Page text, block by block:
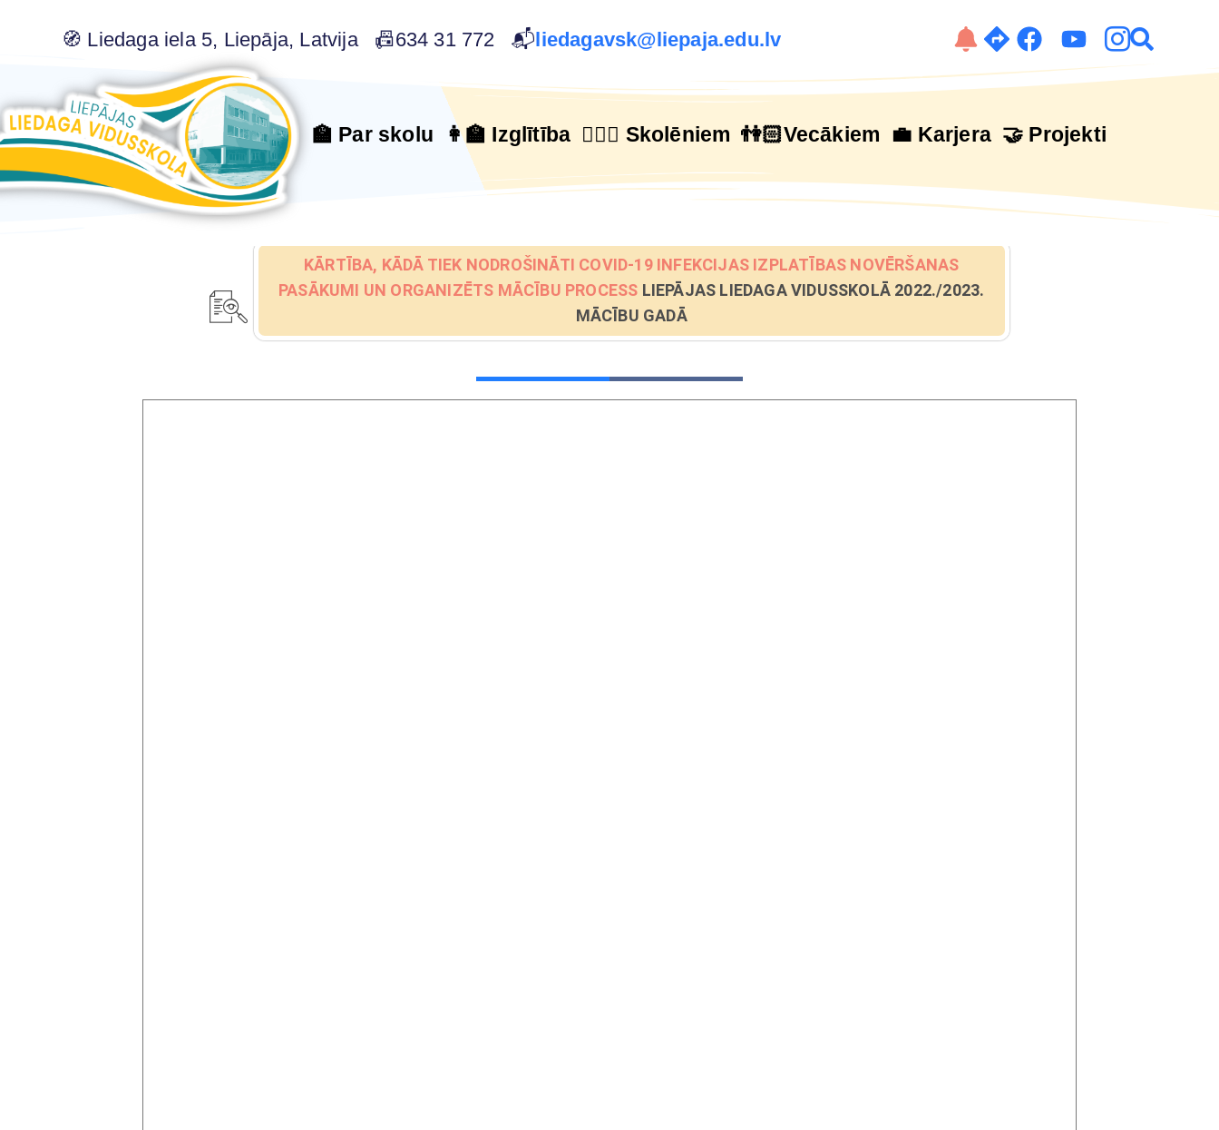
🧭 Liedaga iela 5, Liepāja, Latvija 📠634 31 772 📬 liedagavsk@liepaja.edu.lv
🏫 Par skolu 👩‍🏫 Izglītība 🙋🏻‍♂️ Skolēniem 👫🏻Vecākiem 💼 Karjera 🤝 Projekti
KĀRTĪBA, KĀDĀ TIEK NODROŠINĀTI COVID-19 INFEKCIJAS IZPLATĪBAS NOVĒRŠANAS
PASĀKUMI UN ORGANIZĒTS MĀCĪBU PROCESS LIEPĀJAS LIEDAGA VIDUSSKOLĀ 2022./2023.
MĀCĪBU GADĀ